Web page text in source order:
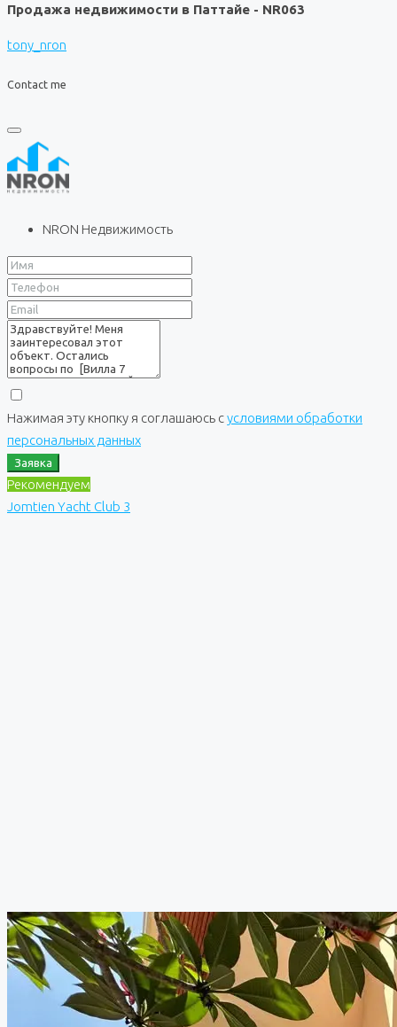
Продажа недвижимости в Паттайе - NR063
tony_nron
Contact me
NRON Недвижимость
Нажимая эту кнопку я соглашаюсь сусловиями обработки
персональных данных
Заявка
Рекомендуем
Jomtien Yacht Club 3